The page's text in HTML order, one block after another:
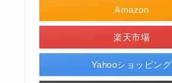
Amazon
楽天市場
Yahooショッピング